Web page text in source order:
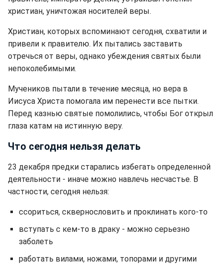
христиан, уничтожая носителей веры.
Христиан, которых вспоминают сегодня, схватили и
привели к правителю. Их пытались заставить
отречься от веры, однако убеждения святых были
непоколебимыми.
Мучеников пытали в течение месяца, но вера в
Иисуса Христа помогала им перенести все пытки.
Перед казнью святые помолились, чтобы Бог открыл
глаза катам на истинную веру.
Что сегодня нельзя делать
23 декабря предки старались избегать определенной
деятельности - иначе можно навлечь несчастье. В
частности, сегодня нельзя:
ссориться, сквернословить и проклинать кого-то
вступать с кем-то в драку - можно серьезно
заболеть
работать вилами, ножами, топорами и другими